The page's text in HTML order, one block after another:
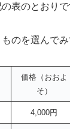
表のとおりで
のを選んでみ
価格（おおよ
そ）
4,000円